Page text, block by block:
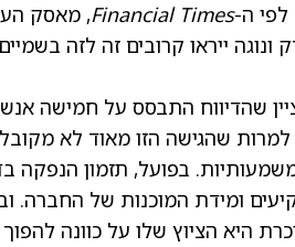
Financial Times, מאסק
ונוגה ייראו קרובים זה לזה
שהדיווח התבסס על חמישה
למרות שהגישה הזו מאוד לא
בפועל, תזמון הנפקה
ומידת המוכנות של החברה.
היא הציוץ שלו על כוונה